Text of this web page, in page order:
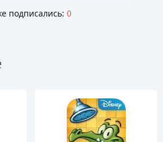
подписались: 0